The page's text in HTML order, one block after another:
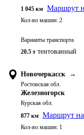
1 045 км Маршрут
Кол-во машин: 2
Варианты транспорта
20.5 т тентованный
Новочеркасск →
Ростовская обл.
Железногорск
Курская обл.
877 км Маршрут на
Кол-во машин: 1